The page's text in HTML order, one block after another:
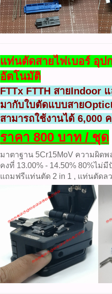
แท่นตัดสายไฟเบอร์ อุป
อัตโนมัติ
FTTx FTTH สายIndoor
มากับใบตัดแบบสาย
สามารถใช้งานได้ 6,000
ราคา 800 บาท / ชุด
มาตาฐาน 5Cr15MoV ความผิดพ
คงที่ 13.00% - 14.50% 80%ไม่
แถมฟรีแท่นตัด 2 in 1 , แท่นตัดล